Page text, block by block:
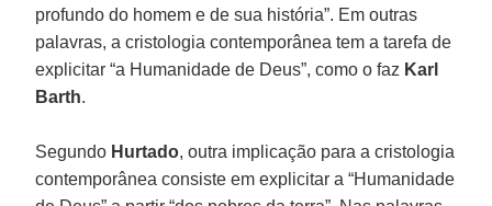
profundo do homem e de sua história”. Em outras
palavras, a cristologia contemporânea tem a tarefa de
explicitar “a Humanidade de Deus”, como o faz Karl
Barth.
Segundo Hurtado, outra implicação para a cristologia
contemporânea consiste em explicitar a “Humanidade